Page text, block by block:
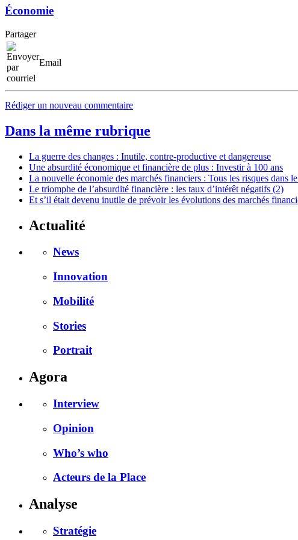
Économie
Partager
Email
Rédiger un nouveau commentaire
Dans la même rubrique
La guerre des changes : Inutile, contre-productive et dangereuse
Une absurdité économique et financière de plus : Investir à 100 ans
La nouvelle économie des marchés financiers : Tous les risques dans
Le triomphe de l’absurdité financière : les taux d’intérêt négatifs (2)
Et s’il était devenu inutile de prévoir les évolutions des marchés
Actualité
News
Innovation
Mobilité
Stories
Portrait
Agora
Interview
Opinion
Who’s who
Acteurs de la Place
Analyse
Stratégie